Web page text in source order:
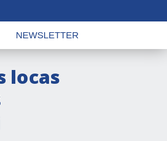
NEWSLETTER
locas